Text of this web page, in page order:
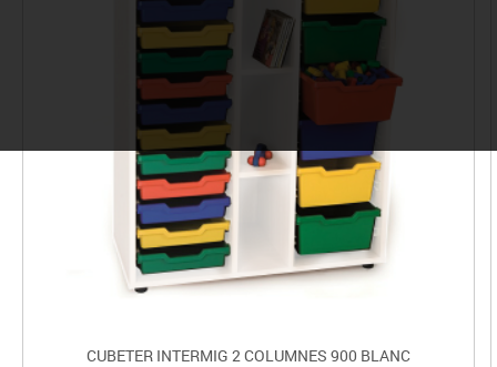
CUBETER INTERMIG 2 COLUMNES 900 BLANC